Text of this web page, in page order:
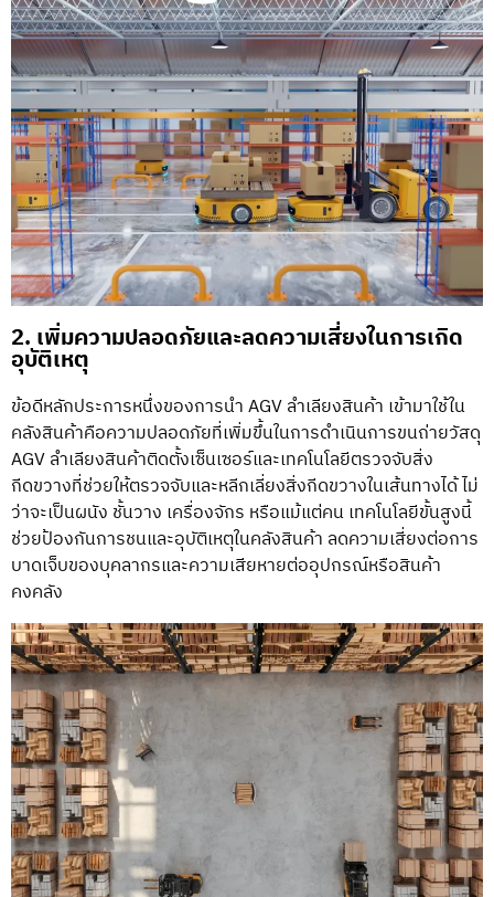
2. เพิ่มความปลอดภัยและลดความเสี่ยงในการเกิด
อุบัติเหตุ
ข้อดีหลักประการหนึ่งของการนำ AGV ลำเลียงสินค้า เข้ามาใช้ใน
คลังสินค้าคือความปลอดภัยที่เพิ่มขึ้นในการดำเนินการขนถ่ายวัสดุ
AGV ลำเลียงสินค้าติดตั้งเซ็นเซอร์และเทคโนโลยีตรวจจับสิ่ง
กีดขวางที่ช่วยให้ตรวจจับและหลีกเลี่ยงสิ่งกีดขวางในเส้นทางได้ ไม่
ว่าจะเป็นผนัง ชั้นวาง เครื่องจักร หรือแม้แต่คน เทคโนโลยีขั้นสูงนี้
ช่วยป้องกันการชนและอุบัติเหตุในคลังสินค้า ลดความเสี่ยงต่อการ
บาดเจ็บของบุคลากรและความเสียหายต่ออุปกรณ์หรือสินค้า
คงคลัง